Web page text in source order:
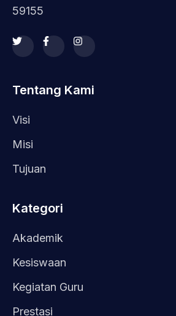
59155
Tentang Kami
Visi
Misi
Tujuan
Kategori
Akademik
Kesiswaan
Kegiatan Guru
Prestasi